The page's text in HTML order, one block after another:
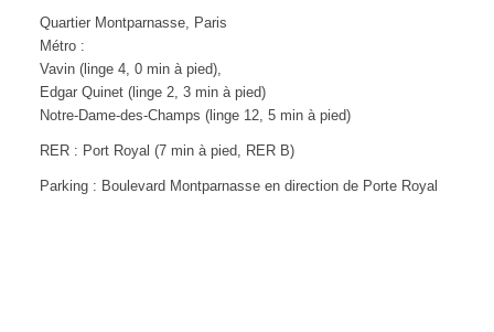
Quartier Montparnasse, Paris
Métro :
Vavin (linge 4, 0 min à pied),
Edgar Quinet (linge 2, 3 min à pied)
Notre-Dame-des-Champs (linge 12, 5 min à pied)
RER : Port Royal (7 min à pied, RER B)
Parking : Boulevard Montparnasse en direction de Porte Royal